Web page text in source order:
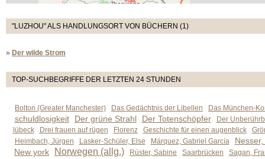
"LUZHOU" ALS HANDLUNGSORT VON BÜCHERN (1)
» Der wilde Strom
TOP-SUCHBEGRIFFE DER LETZTEN 24 STUNDEN
Bolton (Greater Manchester) Das Gedächtnis der Libellen Das München-
schuldlosigkeit Der grüne Strahl Der Totenschöpfer
Der
lübeck
Drei frauen auf rügen Florenz Geschichte für einen augenblick
Heimbach, Jürgen
Lasker-Schüler, Else Márquez, Gabriel García
New york
Norwegen (allg.) Rüster, Sabine Saarbrücken
Sagan,